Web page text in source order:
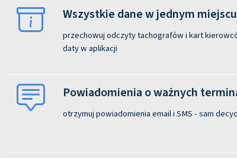
Wszystkie dane w jednym miejscu
przechowuj odczyty tachografów i kart
daty w aplikacji
Powiadomienia o ważnych
otrzymuj powiadomienia email i SMS - sam